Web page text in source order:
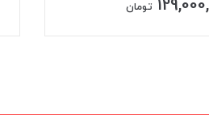
تومان